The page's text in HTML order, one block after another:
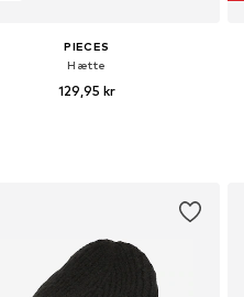
PIECES
Hætte
129,95 kr